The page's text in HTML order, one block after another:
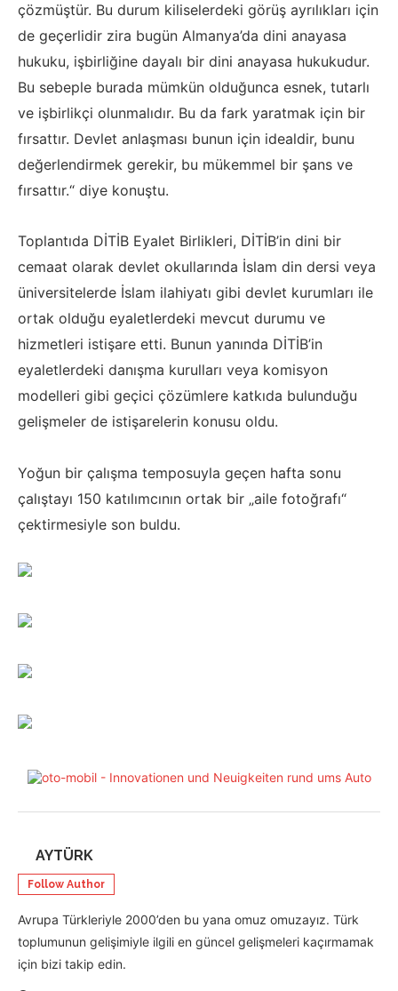
çözmüştür. Bu durum kiliselerdeki görüş ayrılıkları için
de geçerlidir zira bugün Almanya’da dini anayasa
hukuku, işbirliğine dayalı bir dini anayasa hukukudur.
Bu sebeple burada mümkün olduğunca esnek, tutarlı
ve işbirlikçi olunmalıdır. Bu da fark yaratmak için bir
fırsattır. Devlet anlaşması bunun için idealdir, bunu
değerlendirmek gerekir, bu mükemmel bir şans ve
fırsattır.“ diye konuştu.
Toplantıda DİTİB Eyalet Birlikleri, DİTİB’in dini bir
cemaat olarak devlet okullarında İslam din dersi veya
üniversitelerde İslam ilahiyatı gibi devlet kurumları ile
ortak olduğu eyaletlerdeki mevcut durumu ve
hizmetleri istişare etti. Bunun yanında DİTİB’in
eyaletlerdeki danışma kurulları veya komisyon
modelleri gibi geçici çözümlere katkıda bulunduğu
gelişmeler de istişarelerin konusu oldu.
Yoğun bir çalışma temposuyla geçen hafta sonu
çalıştayı 150 katılımcının ortak bir „aile fotoğrafı“
çektirmesiyle son buldu.
AYTÜRK
Follow Author
Avrupa Türkleriyle 2000’den bu yana omuz omuzayız. Türk
toplumunun gelişimiyle ilgili en güncel gelişmeleri kaçırmamak
için bizi takip edin.